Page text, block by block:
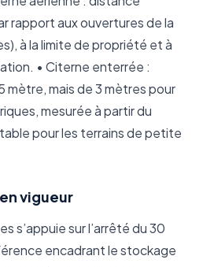
rapport aux ouvertures de la
à la limite de propriété et à
• Citerne enterrée :
mètre, mais de 3 mètres pour
mesurée à partir du
pour les terrains de petite
vigueur
s’appuie sur l’arrêté du 30
encadrant le stockage